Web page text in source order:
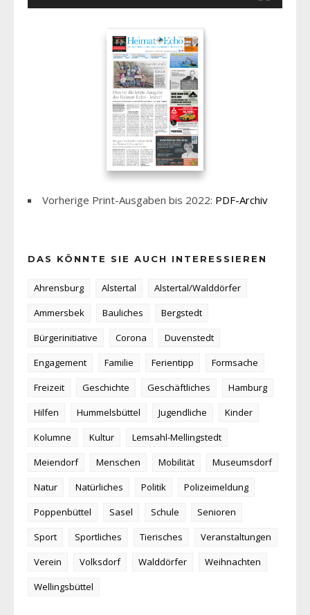
Vorherige Print-Ausgaben bis 2022: PDF-Archiv
DAS KÖNNTE SIE AUCH INTERESSIEREN
Ahrensburg Alstertal
Alstertal/Walddörfer
Ammersbek
Bauliches
Bergstedt
Bürgerinitiative
Corona
Duvenstedt
Engagement
Familie Ferientipp
Formsache
Freizeit
Geschichte Geschäftliches
Hamburg
Hilfen
Hummelsbüttel Jugendliche
Kinder
Kolumne
Kultur
Lemsahl-Mellingstedt
Meiendorf
Menschen Mobilität
Museumsdorf
Natur
Natürliches Politik
Polizeimeldung
Poppenbüttel
Sasel Schule
Senioren
Sport
Sportliches Tierisches
Veranstaltungen
Verein
Volksdorf Walddörfer
Weihnachten
Wellingsbüttel